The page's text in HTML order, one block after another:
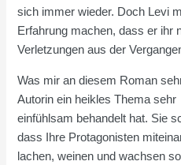
sich immer wieder. Doch Levi
Erfahrung machen, dass er ihr
Verletzungen aus der
Was mir an diesem Roman
Autorin ein heikles Thema sehr
einfühlsam behandelt hat. Sie
dass Ihre Protagonisten
lachen, weinen und wachsen